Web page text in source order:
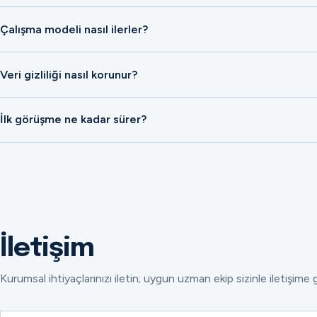
Çalışma modeli nasıl ilerler?
Veri gizliliği nasıl korunur?
İlk görüşme ne kadar sürer?
İletişim
Kurumsal ihtiyaçlarınızı iletin; uygun uzman ekip sizinle iletişime